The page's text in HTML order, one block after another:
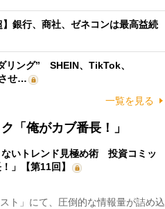
】銀行、商社、ゼネコンは最高益続
リング” SHEIN、TikTok、
せ…
一覧を見る
「俺がカブ番長！」
ないトレンド見極め術 投資コミッ
」【第11回】
ト」にて、圧倒的な情報量が詰め込